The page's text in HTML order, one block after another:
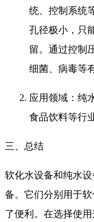
统、控制系统
孔径极小，只
留。通过控制
细菌、病毒等
应用领域：纯
食品饮料等行
三、总结
软化水设备和纯水
备。它们分别用于
了便利。在选择使